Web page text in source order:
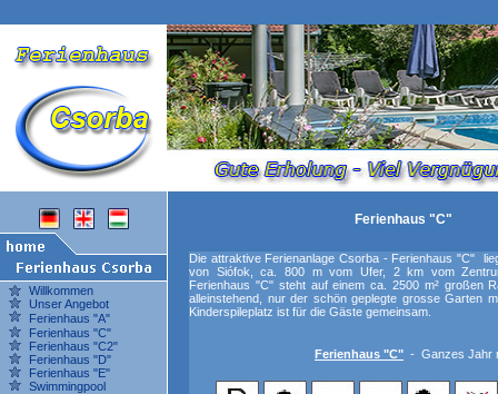
Willkommen
Unser Angebot
Ferienhaus "A"
Ferienhaus "C"
Ferienhaus "C2"
Ferienhaus "D"
Ferienhaus "E"
Swimmingpool
Ferienhaus "C"
Die attraktive Ferienanlage Csorba - Ferienhaus "C"
von Siófok, ca. 800 m vom Ufer, 2 km vom
Ferienhaus "C" steht auf einem ca. 2500 m² großen
alleinstehend, nur der schön geplegte grosse Garten
Kinderspileplatz ist für die Gäste gemeinsam.
Ferienhaus "C" - Ganzes Jahr